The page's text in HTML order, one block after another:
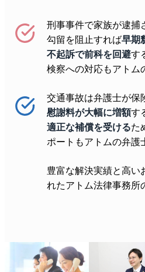
刑事事件で家族が逮捕
勾留を阻止すれば早期
不起訴で前科を回避す
検察への対応もアトム
交通事故は弁護士が保
慰謝料が大幅に増額す
適正な補償を受けるた
ポートもアトムの弁護
豊富な解決実績と高い
れたアトム法律事務所